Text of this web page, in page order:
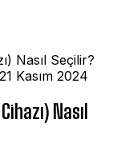
Nasıl Seçilir?
Kasım 2024
Nasıl